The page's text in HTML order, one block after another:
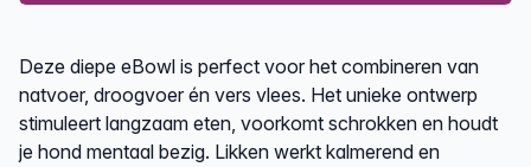
Description
Deze diepe eBowl is perfect voor het combineren van
natvoer, droogvoer én vers vlees. Het unieke ontwerp
stimuleert langzaam eten, voorkomt schrokken en houdt
je hond mentaal bezig. Likken werkt kalmerend en